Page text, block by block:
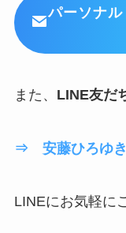
パーソナ
また、 LINE友だ
⇒ 安藤ひろゆき
LINEにお気軽に